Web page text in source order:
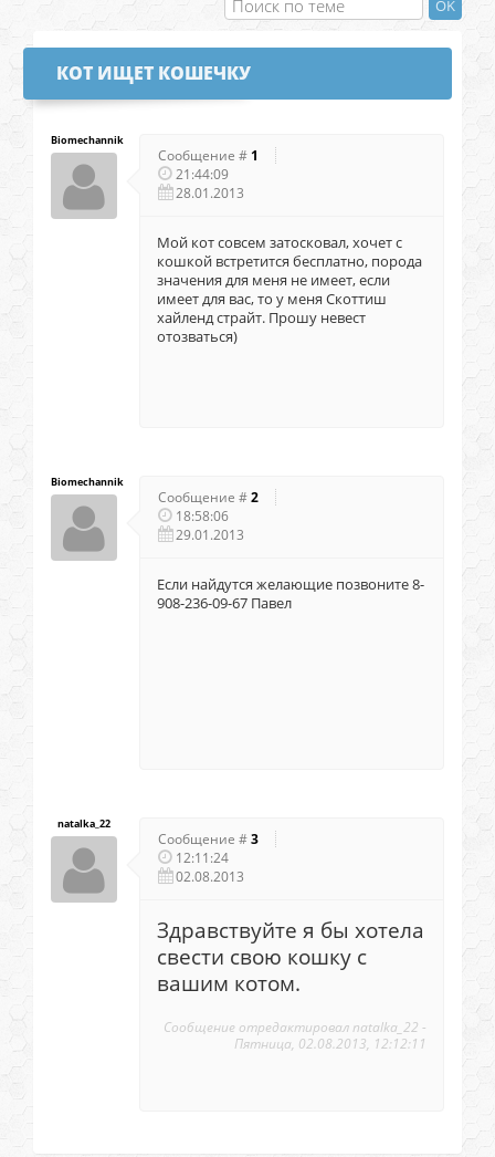
КОТ ИЩЕТ КОШЕЧКУ
Biomechannik
Сообщение # 1
21:44:09
28.01.2013
Мой кот совсем затосковал, хочет с
кошкой встретится бесплатно, порода
значения для меня не имеет, если
имеет для вас, то у меня Скоттиш
хайленд страйт. Прошу невест
отозваться)
Biomechannik
Сообщение #2
18:58:06
29.01.2013
Если найдутся желающие позвоните 8-
908-236-09-67 Павел
natalka_22
Сообщение #3
12:11:24
02.08.2013
Здравствуйте я бы хотела
свести свою кошку с
вашим котом.
Сообщение отредактировалnatalka_22 -
Пятница, 02.08.2013, 12:12:11